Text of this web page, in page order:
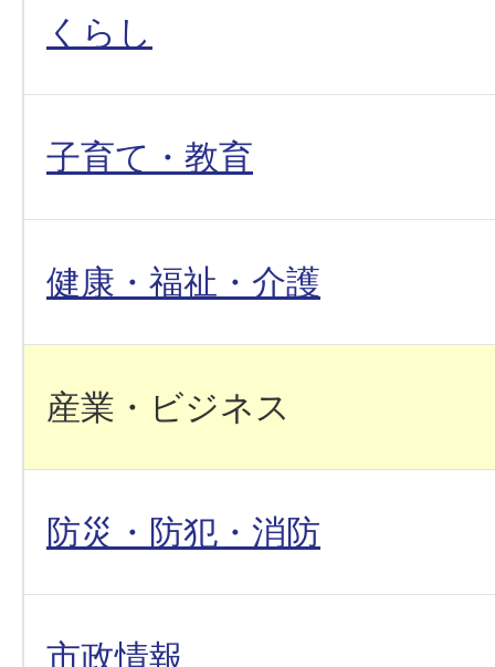
くらし
子育て・教育
健康・福祉・介護
産業・ビジネス
防災・防犯・消防
市政情報